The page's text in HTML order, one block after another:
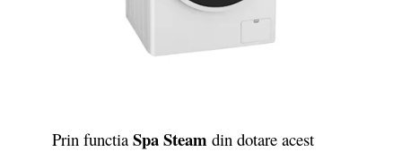
Prin functia Spa Steam din dotare acest